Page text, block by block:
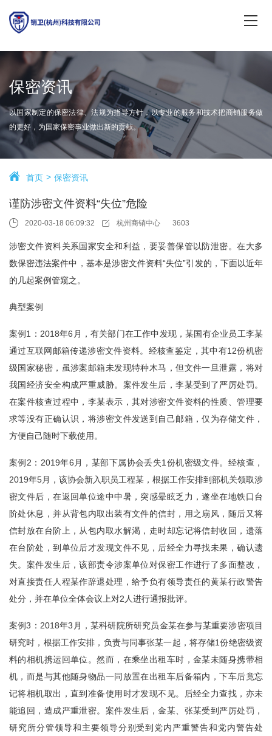
保密资讯
以国家制定的保密法律、法规为指导方针，以专业的服务和技术把商销服务做
的更好，为国家保密事业做出新的贡献。
首页 保密资讯
谨防涉密文件资料“失位”危险
2020-03-18 06:09:32 杭州商销中心 3603
涉密文件资料关系国家安全和利益，要妥善保管以防泄密。在大多
数保密违法案件中，基本是涉密文件资料“失位”引发的，下面以近年
的几起案例管窥之。
典型案例
案例1：2018年6月，有关部门在工作中发现，某国有企业员工李某
通过互联网邮箱传递涉密文件资料。经核查鉴定，其中有12份机密
级国家秘密，虽涉案邮箱未发现特种木马，但文件一旦泄露，将对
我国经济安全构成严重威胁。案件发生后，李某受到了严厉处罚。
在案件核查过程中，李某表示，其对涉密文件资料的性质、管理要
求等没有正确认识，将涉密文件发送到自己邮箱，仅为存储文件，
方便自己随时下载使用。
案例2：2019年6月，某部下属协会丢失1份机密级文件。经核查，
2019年5月，该协会新入职员工程某，根据工作安排到部机关领取涉
密文件后，在返回单位途中中暑，突感晕眩乏力，遂坐在地铁口台
阶处休息，并从背包内取出装有文件的信封，用之扇风，随后又将
信封放在台阶上，从包内取水解渴，走时却忘记将信封收回，遗落
在台阶处，到单位后才发现文件不见，后经全力寻找未果，确认遗
失。案件发生后，该部责令涉案单位对保密工作进行了多面整改，
对直接责任人程某作辞退处理，给予负有领导责任的黄某行政警告
处分，并在单位全体会议上对2人进行通报批评。
案例3：2018年3月，某科研院所研究员金某在参与某重要涉密项目
研究时，根据工作安排，负责与同事张某一起，将存储1份绝密级资
料的相机携运回单位。然而，在乘坐出租车时，金某未随身携带相
机，而是与其他随身物品一同放置在出租车后备箱内，下车后竟忘
记将相机取出，直到准备使用时才发现不见。后经全力查找，亦未
能追回，造成严重泄密。案件发生后，金某、张某受到严厉处罚，
研究所分管领导和主要领导分别受到党内严重警告和党内警告处